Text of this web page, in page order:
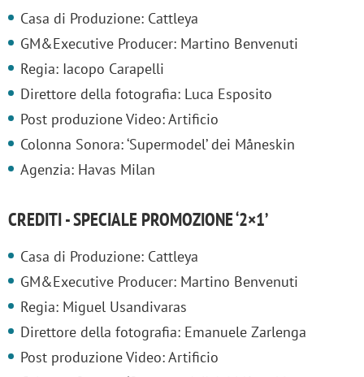
Casa di Produzione: Cattleya
GM&Executive Producer: Martino Benvenuti
Regia: Iacopo Carapelli
Direttore della fotografia: Luca Esposito
Post produzione Video: Artificio
Colonna Sonora: ‘Supermodel’ dei Måneskin
Agenzia: Havas Milan
CREDITI - SPECIALE PROMOZIONE ‘2×1’
Casa di Produzione: Cattleya
GM&Executive Producer: Martino Benvenuti
Regia: Miguel Usandivaras
Direttore della fotografia: Emanuele Zarlenga
Post produzione Video: Artificio